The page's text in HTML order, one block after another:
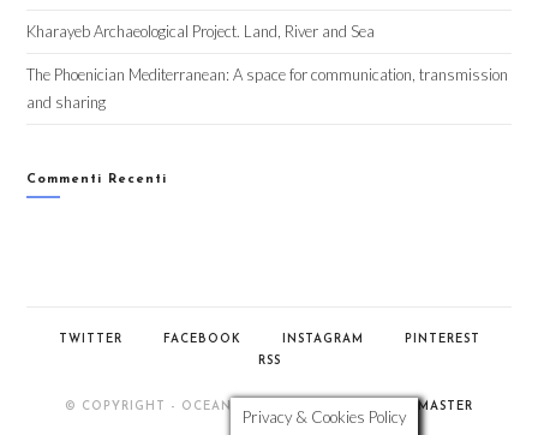
Kharayeb Archaeological Project. Land, River and Sea
The Phoenician Mediterranean: A space for communication, transmission
and sharing
Commenti Recenti
TWITTER FACEBOOK INSTAGRAM
PINTEREST
RSS
© COPYRIGHT - OCEANWP THEME BY NICK - WEBMASTER
Privacy & Cookies Policy